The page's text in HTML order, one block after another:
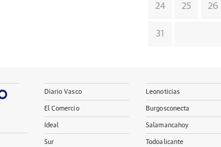
24 25 26
31
Diario Vasco
El Comercio
Ideal
Sur
Leonoticias
Burgosconecta
Salamancahoy
Todoalicante